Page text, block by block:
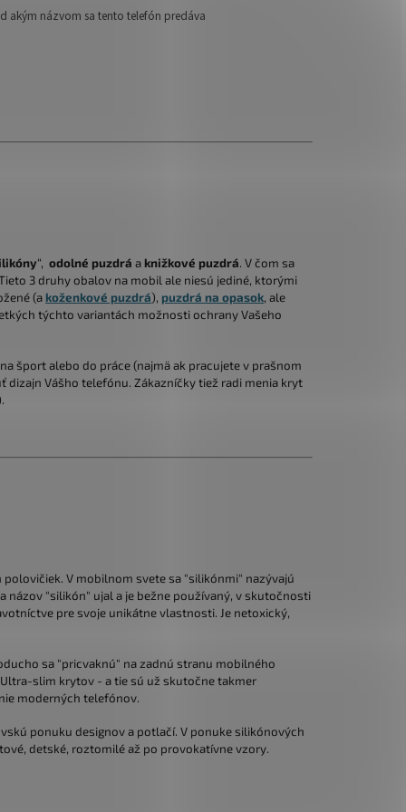
akým názvom sa tento telefón predáva
“, odolné puzdrá a knižkové puzdrá. V čom sa
3 druhy obalov na mobil ale niesú jediné, ktorými
(a koženkové puzdrá), puzdrá na opasok, ale
týchto variantách možnosti ochrany Vašeho
šport alebo do práce (najmä ak pracujete v prašnom
Vášho telefónu. Zákazníčky tiež radi menia kryt
V mobilnom svete sa "silikónmi" nazývajú
názov "silikón" ujal a je bežne používaný, v skutočnosti
pre svoje unikátne vlastnosti. Je netoxický,
sa "pricvaknú" na zadnú stranu mobilného
slim krytov - a tie sú už skutočne takmer
moderných telefónov.
ponuku designov a potlačí. V ponuke silikónových
detské, roztomilé až po provokatívne vzory.